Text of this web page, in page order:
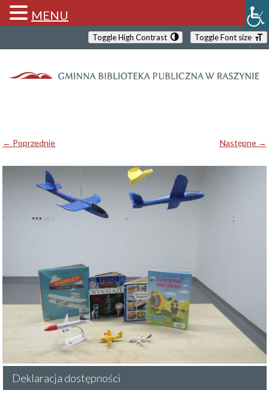
Toggle High Contrast Toggle Font size
← Poprzednie Następne →
Deklaracja dostępności
MENU